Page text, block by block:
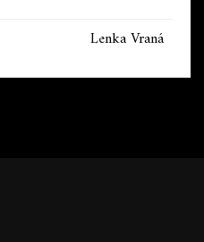
Lenka Vraná